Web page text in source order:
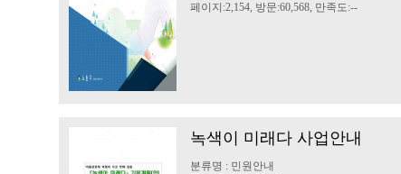
페이지:2,154, 방문:60,568, 만족도:--
녹색이 미래다 사업안내
분류명 : 민원안내